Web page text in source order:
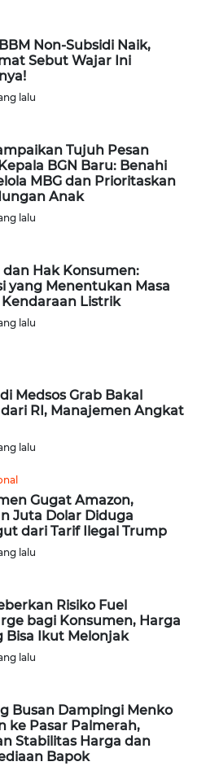
Non-Subsidi Naik,
Sebut Wajar Ini
lalu
Tujuh Pesan
BGN Baru: Benahi
MBG dan Prioritaskan
Anak
lalu
dan Hak Konsumen:
yang Menentukan Masa
Kendaraan Listrik
lalu
Medsos Grab Bakal
dari RI, Manajemen Angkat
lalu
Gugat Amazon,
Juta Dolar Diduga
dari Tarif Ilegal Trump
lalu
Risiko Fuel
bagi Konsumen, Harga
Bisa Ikut Melonjak
lalu
Busan Dampingi Menko
ke Pasar Palmerah,
Stabilitas Harga dan
Bapok